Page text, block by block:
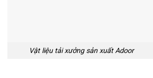
Vật liệu tải xưởng sản xuất Adoor